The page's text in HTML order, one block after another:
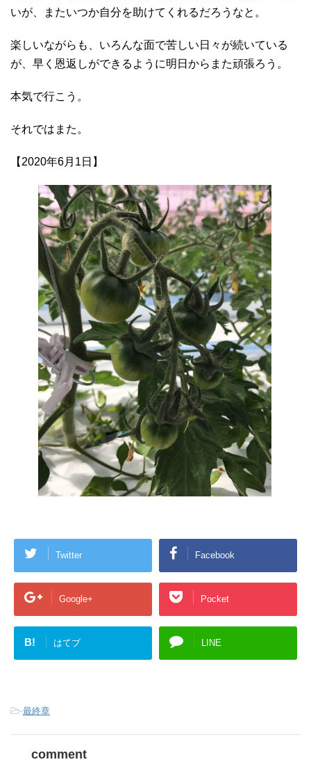
いが、またいつか自分を助けてくれるだろうなと。
楽しいながらも、いろんな面で苦しい日々が続いている
が、早く恩返しができるように明日からまた頑張ろう。
本気で行こう。
それではまた。
【2020年6月1日】
Twitter Facebook
Google+ Pocket
B! はてブ LINE
-最終章
comment